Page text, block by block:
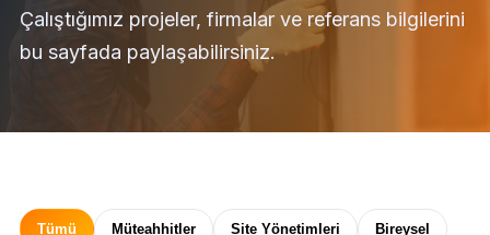
Çalıştığımız projeler, firmalar ve referans bilgilerini
bu sayfada paylaşabilirsiniz.
Tümü Müteahhitler Site Yönetimleri Bireysel